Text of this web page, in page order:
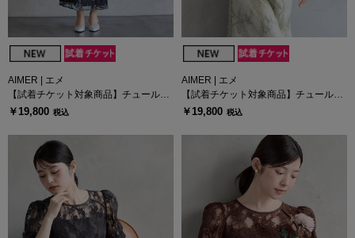
AIMER | エメ
【試着チケット対象商品】チュールバ
ルーンスリーブメロンチュールフラワ
￥19,800 税込
AIMER | エメ
【試着チケット対象商品】チュールバ
ルーンスリーブメロンチュールフラワ
￥19,800 税込